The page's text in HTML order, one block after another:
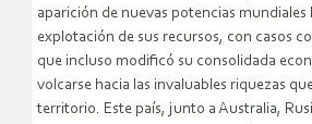
aparición de nuevas potencias mundiales
explotación de sus recursos, con casos
que incluso modificó su consolidada
volcarse hacia las invaluables riquezas
territorio. Este país, junto a Australia,